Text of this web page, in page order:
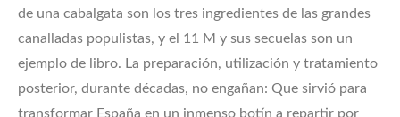
de una cabalgata son los tres ingredientes de las grandes
canalladas populistas, y el 11 M y sus secuelas son un
ejemplo de libro. La preparación, utilización y tratamiento
posterior, durante décadas, no engañan: Que sirvió para
transformar España en un inmenso botín a repartir por